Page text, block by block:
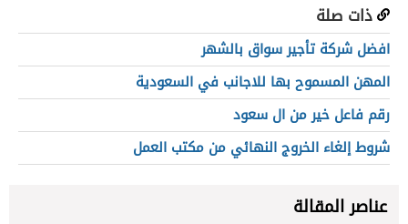
ذات صلة
افضل شركة تأجير سواق بالشهر
المهن المسموح بها للاجانب في السعودية
رقم فاعل خير من ال سعود
شروط إلغاء الخروج النهائي من مكتب العمل
عناصر المقالة